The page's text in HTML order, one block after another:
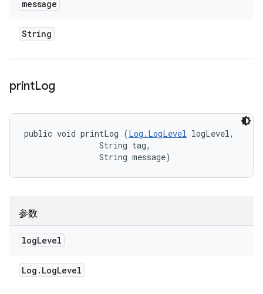
message
String
printLog
public void printLog (Log.LogLevel logLevel,
                String tag,
                String message)
参数
logLevel
Log . LogLevel